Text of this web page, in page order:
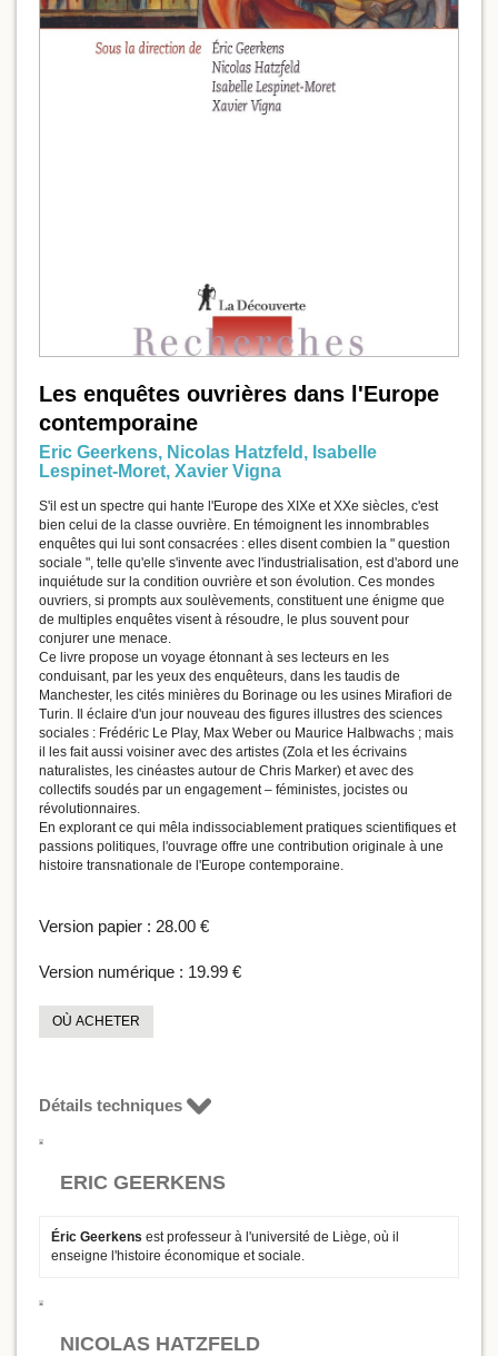
Les enquêtes ouvrières dans l'Europe
contemporaine
Eric Geerkens, Nicolas Hatzfeld , Isabelle
Lespinet-Moret, Xavier Vigna
S'il est un spectre qui hante l'Europe des XIXe et XXe siècles, c'est
bien celui de la classe ouvrière. En témoignent les innombrables
enquêtes qui lui sont consacrées : elles disent combien la " question
sociale ", telle qu'elle s'invente avec l'industrialisation, est d'abord une
inquiétude sur la condition ouvrière et son évolution. Ces mondes
ouvriers, si prompts aux soulèvements, constituent une énigme que
de multiples enquêtes visent à résoudre, le plus souvent pour
conjurer une menace.
Ce livre propose un voyage étonnant à ses lecteurs en les
conduisant, par les yeux des enquêteurs, dans les taudis de
Manchester, les cités minières du Borinage ou les usines Mirafiori de
Turin. Il éclaire d'un jour nouveau des figures illustres des sciences
sociales : Frédéric Le Play, Max Weber ou Maurice Halbwachs ; mais
il les fait aussi voisiner avec des artistes (Zola et les écrivains
naturalistes, les cinéastes autour de Chris Marker) et avec des
collectifs soudés par un engagement – féministes, jocistes ou
révolutionnaires.
En explorant ce qui mêla indissociablement pratiques scientifiques et
passions politiques, l'ouvrage offre une contribution originale à une
histoire transnationale de l'Europe contemporaine.
Version papier : 28.00 €
Version numérique : 19.99 €
OÙ ACHETER
Détails techniques
ERIC GEERKENS
Éric Geerkens est professeur à l'université de Liège, où il
enseigne l'histoire économique et sociale.
NICOLAS HATZFELD